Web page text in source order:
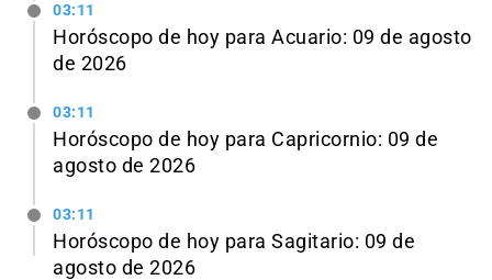
03:11
Horóscopo de hoy para Acuario: 09 de agosto
de 2026
03:11
Horóscopo de hoy para Capricornio: 09 de
agosto de 2026
03:11
Horóscopo de hoy para Sagitario: 09 de
agosto de 2026